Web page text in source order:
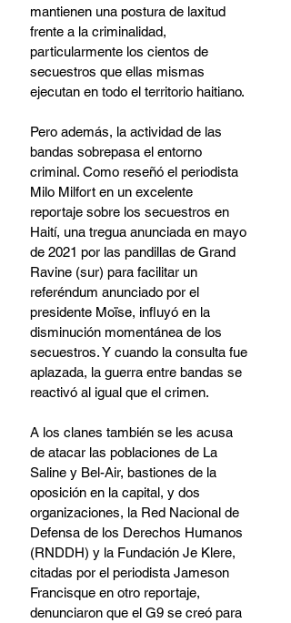
mantienen una postura de laxitud
frente a la criminalidad,
particularmente los cientos de
secuestros que ellas mismas
ejecutan en todo el territorio haitiano.
Pero además, la actividad de las
bandas sobrepasa el entorno
criminal. Como reseñó el periodista
Milo Milfort en un excelente
reportaje sobre los secuestros en
Haití, una tregua anunciada en mayo
de 2021 por las pandillas de Grand
Ravine (sur) para facilitar un
referéndum anunciado por el
presidente Moïse, influyó en la
disminución momentánea de los
secuestros. Y cuando la consulta fue
aplazada, la guerra entre bandas se
reactivó al igual que el crimen.
A los clanes también se les acusa
de atacar las poblaciones de La
Saline y Bel-Air, bastiones de la
oposición en la capital, y dos
organizaciones, la Red Nacional de
Defensa de los Derechos Humanos
(RNDDH) y la Fundación Je Klere,
citadas por el periodista Jameson
Francisque en otro reportaje,
denunciaron que el G9 se creó para